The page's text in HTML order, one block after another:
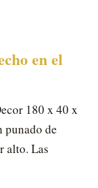
en el
180 x 40 x
punado de
alto. Las